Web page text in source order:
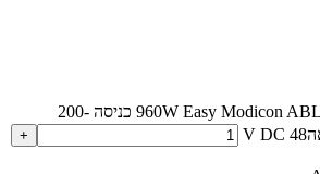
כמות של ספק כוח 960W Easy Modicon ABL2 כניסה 200-